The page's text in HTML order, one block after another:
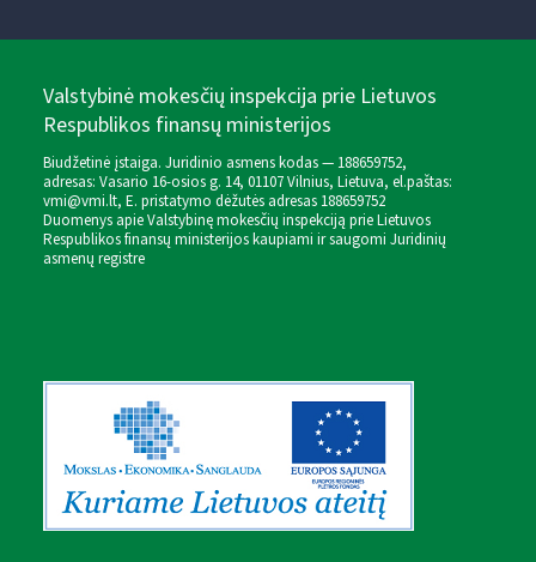
Valstybinė mokesčių inspekcija prie Lietuvos
Respublikos finansų ministerijos
Biudžetinė įstaiga. Juridinio asmens kodas — 188659752,
adresas: Vasario 16-osios g. 14, 01107 Vilnius, Lietuva, el.paštas:
vmi@vmi.lt, E. pristatymo dėžutės adresas 188659752
Duomenys apie Valstybinę mokesčių inspekciją prie Lietuvos
Respublikos finansų ministerijos kaupiami ir saugomi Juridinių
asmenų registre